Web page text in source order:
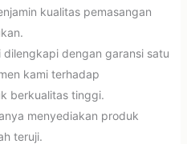
kualitas pemasangan
dilengkapi dengan garansi satu
kami terhadap
berkualitas tinggi.
menyediakan produk
teruji.